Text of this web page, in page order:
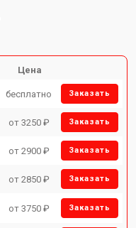
Цена
бесплатно Заказать
от 3250 ₽ Заказать
от 2900 ₽ Заказать
от 2850 ₽ Заказать
от 3750 ₽ Заказать